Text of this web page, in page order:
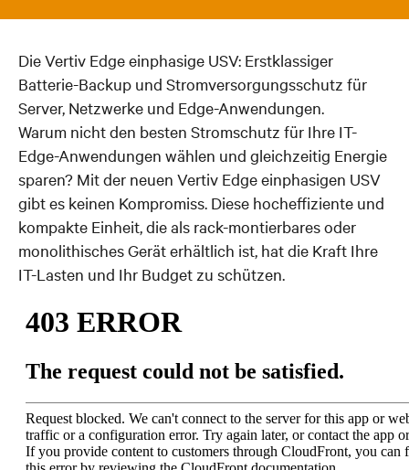
Die Vertiv Edge einphasige USV: Erstklassiger
Batterie-Backup und Stromversorgungsschutz für
Server, Netzwerke und Edge-Anwendungen.
Warum nicht den besten Stromschutz für Ihre IT-
Edge-Anwendungen wählen und gleichzeitig Energie
sparen? Mit der neuen Vertiv Edge einphasigen USV
gibt es keinen Kompromiss. Diese hocheffiziente und
kompakte Einheit, die als rack-montierbares oder
monolithisches Gerät erhältlich ist, hat die Kraft Ihre
IT-Lasten und Ihr Budget zu schützen.